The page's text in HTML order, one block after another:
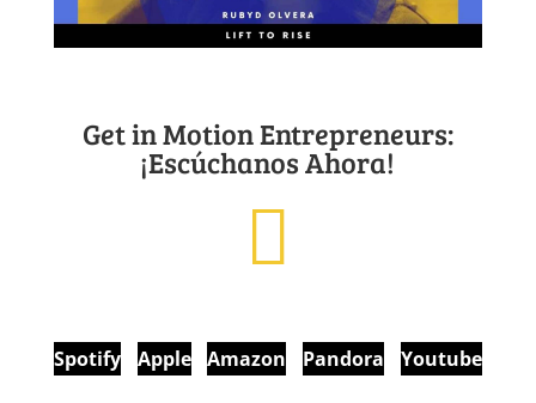
Get in Motion Entrepreneurs:
¡Escúchanos Ahora!
Spotify Apple Amazon Pandora Youtube